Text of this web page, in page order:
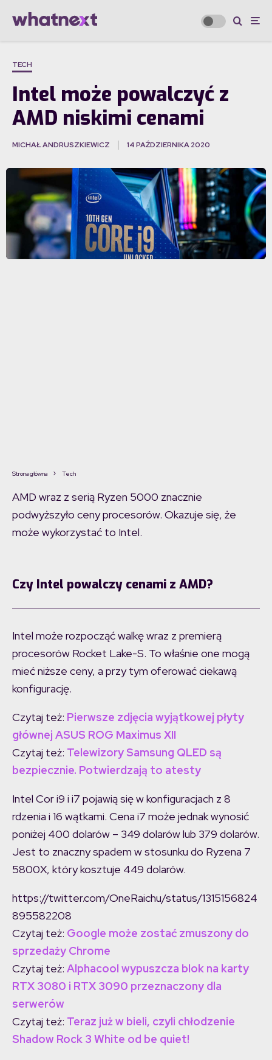
TECH
Intel może powalczyć z
AMD niskimi cenami
MICHAŁ ANDRUSZKIEWICZ 14 PAŹDZIERNIKA 2020
Strona główna Tech
AMD wraz z serią Ryzen 5000 znacznie
podwyższyło ceny procesorów. Okazuje się, że
może wykorzystać to Intel.
Czy Intel powalczy cenami z AMD?
Intel może rozpocząć walkę wraz z premierą
procesorów Rocket Lake-S. To właśnie one mogą
mieć niższe ceny, a przy tym oferować ciekawą
konfigurację.
Czytaj też: Pierwsze zdjęcia wyjątkowej płyty
głównej ASUS ROG Maximus XII
Czytaj też: Telewizory Samsung QLED są
bezpiecznie. Potwierdzają to atesty
Intel Cor i9 i i7 pojawią się w konfiguracjach z 8
rdzenia i 16 wątkami. Cena i7 może jednak wynosić
poniżej 400 dolarów – 349 dolarów lub 379 dolarów.
Jest to znaczny spadem w stosunku do Ryzena 7
5800X, który kosztuje 449 dolarów.
https://twitter.com/OneRaichu/status/1315156824
895582208
Czytaj też: Google może zostać zmuszony do
sprzedaży Chrome
Czytaj też: Alphacool wypuszcza blok na karty
RTX 3080 i RTX 3090 przeznaczony dla
serwerów
Czytaj też: Teraz już w bieli, czyli chłodzenie
Shadow Rock 3 White od be quiet!